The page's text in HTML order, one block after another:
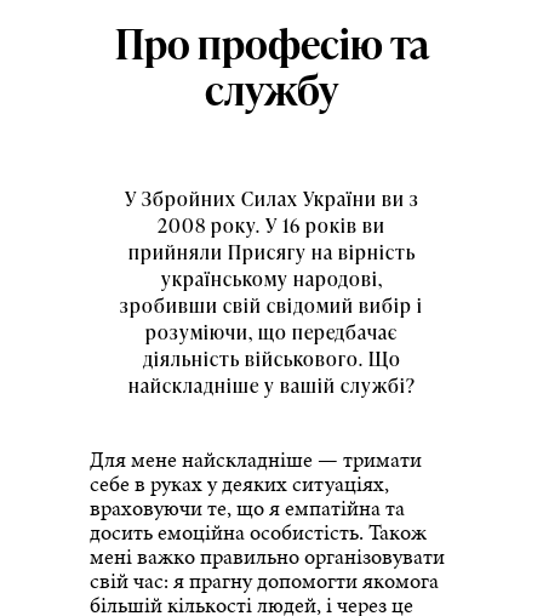
Про професію та
службу
У Збройних Силах України ви з
2008 року. У 16 років ви
прийняли Присягу на вірність
українському народові,
зробивши свій свідомий вибір і
розуміючи, що передбачає
діяльність військового. Що
найскладніше у вашій службі?
Для мене найскладніше — тримати
себе в руках у деяких ситуаціях,
враховуючи те, що я емпатійна та
досить емоційна особистість. Також
мені важко правильно організовувати
свій час: я прагну допомогти якомога
більшій кількості людей, і через це